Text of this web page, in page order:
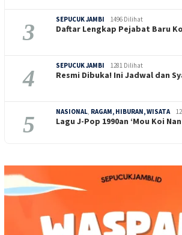
3 SEPUCUK JAMBI 1496 Dilihat
Daftar Lengkap Pejabat Baru
4 SEPUCUK JAMBI 1281 Dilihat
Resmi Dibuka! Ini Jadwal dan
5 NASIONAL RAGAM, HIBURAN, WISATA
Lagu J-Pop 1990an ‘Mou Koi